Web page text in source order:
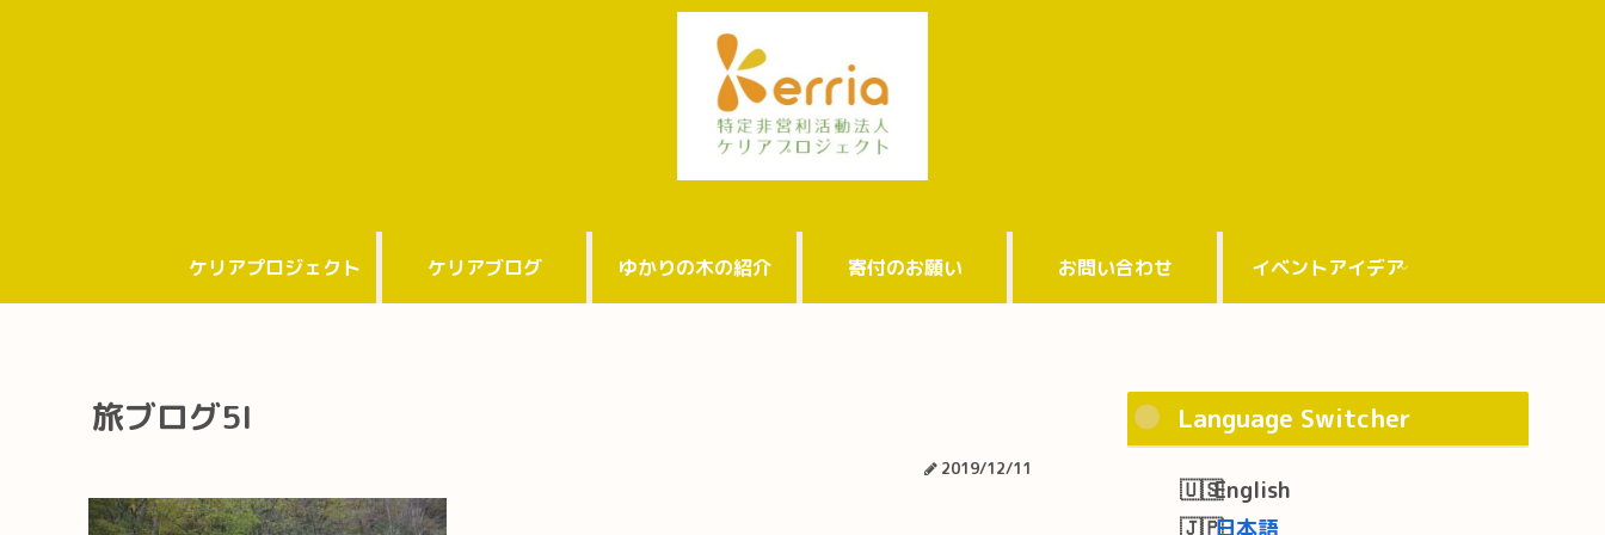
ケリアプロジェクト ケリアブログ ゆかりの木の紹介 寄付のお願い お問い合わせ イベントアイデア
旅ブログ5I
2019/12/11
Language Switcher
English
日本語